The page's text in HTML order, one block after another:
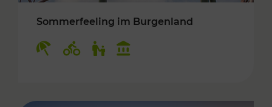
Sommerfeeling im Burgenland